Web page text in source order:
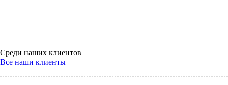
Среди наших клиентов
Все наши клиенты